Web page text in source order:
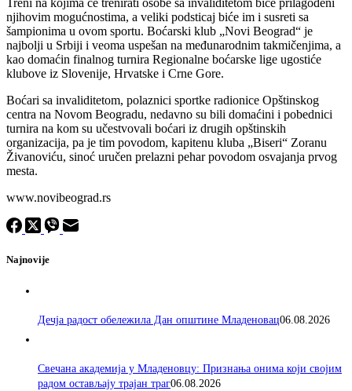
njihovim mogućnostima, a veliki podsticaj biće im i susreti sa
šampionima u ovom sportu. Boćarski klub „Novi Beograd“ je
najbolji u Srbiji i veoma uspešan na međunarodnim takmičenjima, a
kao domaćin finalnog turnira Regionalne boćarske lige ugostiće
klubove iz Slovenije, Hrvatske i Crne Gore.
Boćari sa invaliditetom, polaznici sportke radionice Opštinskog
centra na Novom Beogradu, nedavno su bili domaćini i pobednici
turnira na kom su učestvovali boćari iz drugih opštinskih
organizacija, pa je tim povodom, kapitenu kluba „Biseri“ Zoranu
Živanoviću, sinoć uručen prelazni pehar povodom osvajanja prvog
mesta.
www.novibeograd.rs
Najnovije
Дечја радост обележила Дан општине Младеновац06.08.2026
Свечана академија у Младеновцу: Признања онима који својим
радом остављају трајан траг06.08.2026